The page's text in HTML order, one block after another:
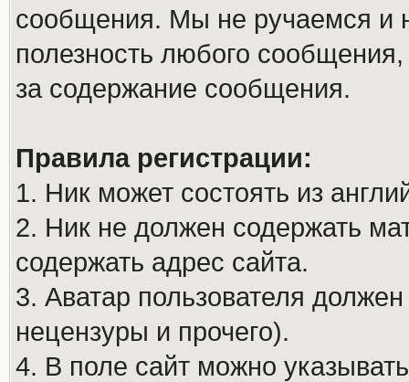
сообщения. Мы не ручаемся и
полезность любого
за содержание сообщения.
Правила регистрации:
1. Ник может состоять из
2. Ник не должен содержать
содержать адрес сайта.
3. Аватар пользователя
нецензуры и прочего).
4. В поле сайт можно